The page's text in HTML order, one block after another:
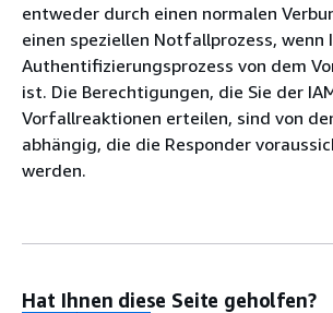
entweder durch einen normalen
einen speziellen Notfallprozess, wenn
Authentifizierungsprozess von dem
ist. Die Berechtigungen, die Sie der
Vorfallreaktionen erteilen, sind von
abhängig, die die Responder
werden.
Hat Ihnen diese Seite geholfen?